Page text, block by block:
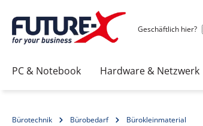
Geschäftlich hier?
PC & Notebook Hardware & Netzwerk
Bürotechnik Bürobedarf Bürokleinmaterial